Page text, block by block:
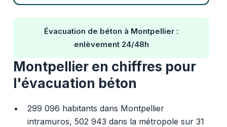
Évacuation de béton à Montpellier :
enlèvement 24/48h
Montpellier en chiffres pour
l'évacuation béton
299 096 habitants dans Montpellier
intramuros, 502 943 dans la métropole sur 31